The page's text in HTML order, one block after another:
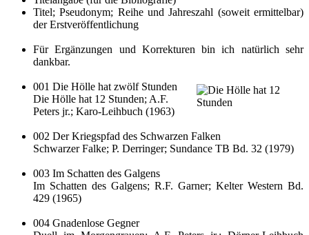
Titel; Pseudonym; Reihe und Jahreszahl (soweit ermittelbar)
der Erstveröffentlichung
Für Ergänzungen und Korrekturen bin ich natürlich sehr
dankbar.
001 Die Hölle hat zwölf Stunden
Die Hölle hat 12 Stunden; A.F.
Peters jr.; Karo-Leihbuch (1963)
002 Der Kriegspfad des Schwarzen Falken
Schwarzer Falke; P. Derringer; Sundance TB Bd. 32 (1979)
003 Im Schatten des Galgens
Im Schatten des Galgens; R.F. Garner; Kelter Western Bd.
429 (1965)
004 Gnadenlose Gegner